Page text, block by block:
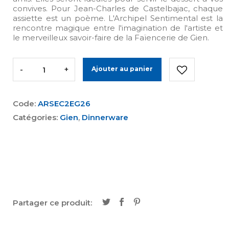
convives. Pour Jean-Charles de Castelbajac, chaque
assiette est un poème. L'Archipel Sentimental est la
rencontre magique entre l'imagination de l'artiste et
le merveilleux savoir-faire de la Faïencerie de Gien.
- + Ajouter au panier
Code: ARSEC2EG26
Catégories: Gien, Dinnerware
Partager ce produit: